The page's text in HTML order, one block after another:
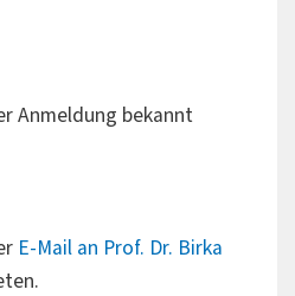
Anmeldung bekannt
E-Mail an Prof. Dr. Birka